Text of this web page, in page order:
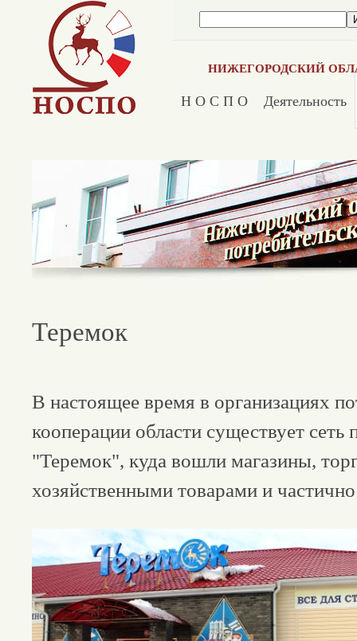
Н О С П О Деятельность
НИЖЕГОРОДСКИЙ
Теремок
В настоящее время в организациях
кооперации области существует сеть
"Теремок", куда вошли магазины,
хозяйственными товарами и